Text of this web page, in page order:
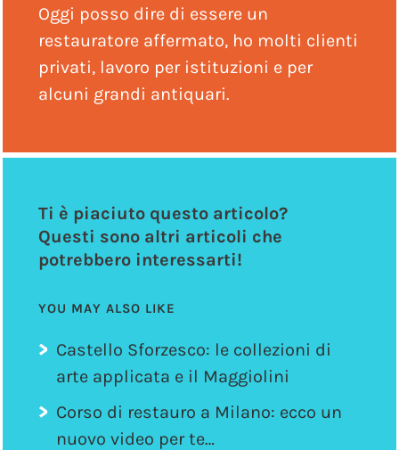
Oggi posso dire di essere un
restauratore affermato, ho molti clienti
privati, lavoro per istituzioni e per
alcuni grandi antiquari.
Ti è piaciuto questo articolo?
Questi sono altri articoli che
potrebbero interessarti!
YOU MAY ALSO LIKE
Castello Sforzesco: le collezioni di
arte applicata e il Maggiolini
Corso di restauro a Milano: ecco un
nuovo video per te…